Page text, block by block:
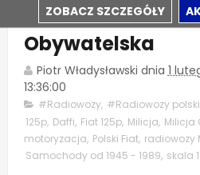
a
Polski Fiat 125p
Obywatelska
Piotr Władysławski dnia 1
13:36:00
#Radiowozy, #Radiowozy
125p, Daffi, Fiat 125p, Milicja, Milicja
motoryzacja, Polski Fiat, radiowozy
Samochody od 1945 - 1989, skala
ZOBACZ SZCZEGÓŁY